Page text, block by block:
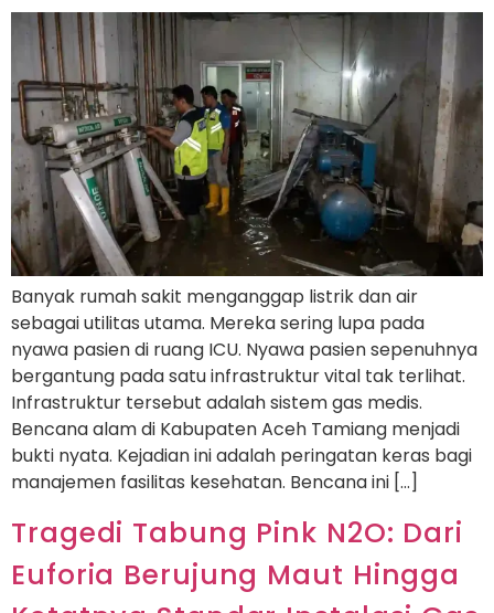
Banyak rumah sakit menganggap listrik dan air
sebagai utilitas utama. Mereka sering lupa pada
nyawa pasien di ruang ICU. Nyawa pasien sepenuhnya
bergantung pada satu infrastruktur vital tak terlihat.
Infrastruktur tersebut adalah sistem gas medis.
Bencana alam di Kabupaten Aceh Tamiang menjadi
bukti nyata. Kejadian ini adalah peringatan keras bagi
manajemen fasilitas kesehatan. Bencana ini […]
Tragedi Tabung Pink N2O: Dari
Euforia Berujung Maut Hingga